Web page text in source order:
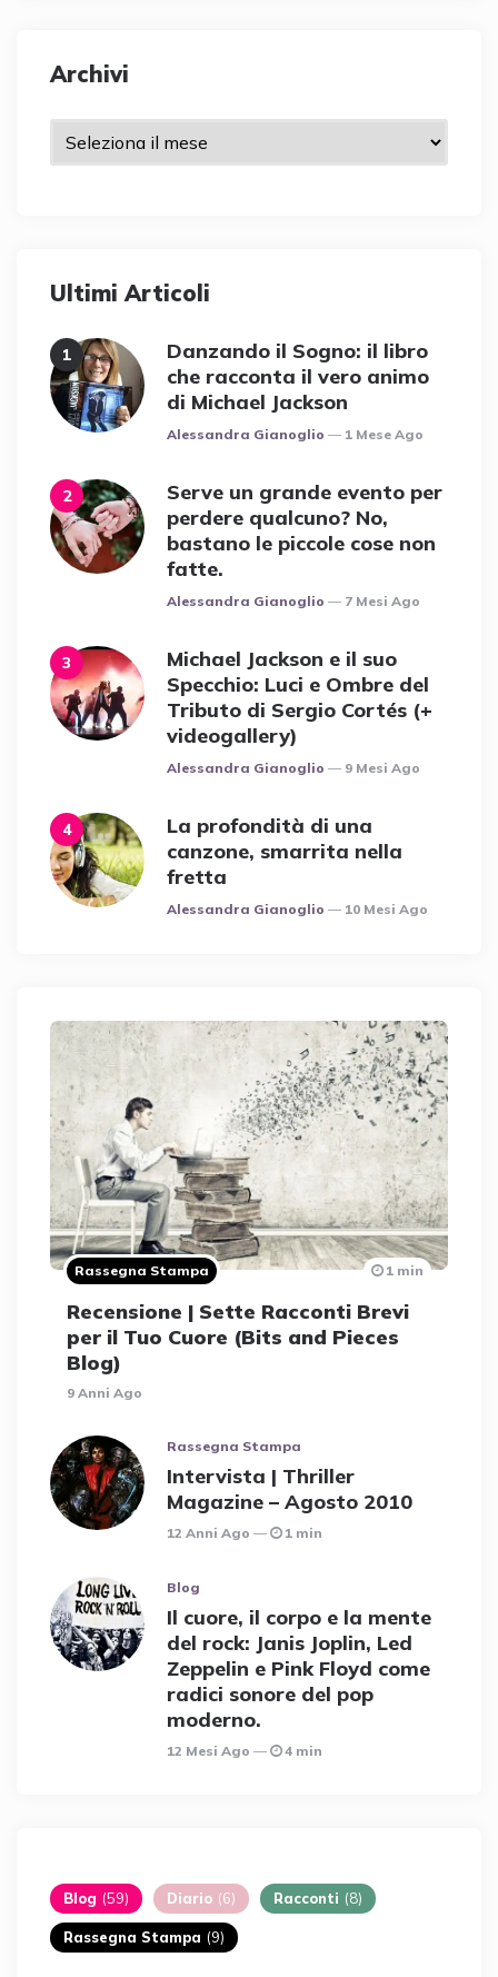
Archivi
Archivi
Ultimi Articoli
Danzando il Sogno: il libro
che racconta il vero animo
di Michael Jackson
Posted
Alessandra Gianoglio 1 Mese Ago
Serve un grande evento per
perdere qualcuno? No,
bastano le piccole cose non
fatte.
Posted
Alessandra Gianoglio 7 Mesi Ago
Michael Jackson e il suo
Specchio: Luci e Ombre del
Tributo di Sergio Cortés (+
videogallery)
Posted
Alessandra Gianoglio 9 Mesi Ago
La profondità di una
canzone, smarrita nella
fretta
Posted
Alessandra Gianoglio 10 Mesi Ago
Rassegna Stampa
Recensione | Sette Racconti Brevi
per il Tuo Cuore (Bits and Pieces
Blog)
9 Anni Ago
1 min
Rassegna Stampa
Intervista | Thriller
Magazine – Agosto 2010
12 Anni Ago 1 min
Blog
Il cuore, il corpo e la mente
del rock: Janis Joplin, Led
Zeppelin e Pink Floyd come
radici sonore del pop
moderno.
12 Mesi Ago 4 min
Blog (59) Diario (6) Racconti (8)
Rassegna Stampa (9)